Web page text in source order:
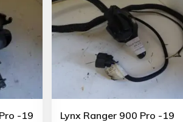
-19
Lynx Ranger 900 Pro -19